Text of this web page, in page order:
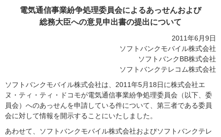
電気通信事業紛争処理委員会によるあっせんおよび
総務大臣への意見申出書の提出について
2011年6月9日
ソフトバンクモバイル株式会社
ソフトバンクBB株式会社
ソフトバンクテレコム株式会社
ソフトバンクモバイル株式会社は、2011年5月18日に株式会社エ
ヌ・ティ・ティ・ドコモが電気通信事業紛争処理委員会（以下、委
員会）へのあっせんを申請している件について、第三者である委員
会に対して情報を開示することにいたしました。
あわせて、ソフトバンクモバイル株式会社およびソフトバンクテレ